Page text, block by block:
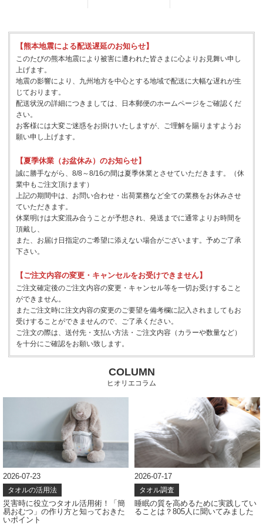
【熊本地震による配送遅延のお知らせ】
このたびの熊本地震により被害に遭われた皆さまに心よりお見舞い申し
上げます。
地震の影響により、九州地方を中心とする地域で配送に大幅な遅れが生
じております。
配送状況の詳細につきましては、日本郵便のホームページをご確認くだ
さい。
お客様には大変ご迷惑をお掛けいたしますが、ご理解を賜りますようお
願い申し上げます。
【夏季休業（お盆休み）のお知らせ】
誠に勝手ながら、8/8～8/16の間は夏季休業とさせていただきます。（休
業中もご注文頂けます）
上記の期間中は、お問い合わせ・出荷業務など全ての業務をお休みさせ
ていただきます。
休業明けは大変混み合うことが予想され、発送までに通常よりお時間を
頂戴し、
また、お届け日指定のご希望に添えない場合がございます。予めご了承
下さい。
【ご注文内容の変更・キャンセルをお受けできません】
ご注文確定後のご注文内容の変更・キャンセル等を一切お受けすること
ができません。
またご注文時に注文内容の変更のご要望を備考欄に記入されましてもお
受けすることができませんので、ご了承ください。
ご注文の際は、送付先・支払い方法・ご注文内容（カラーや数量など）
を十分にご確認をお願い致します。
COLUMN
ヒオリエコラム
2026-07-23
タオルの活用法
災害時に役立つタオル活用術！「簡
易おむつ」の作り方と知っておきた
いポイント
2026-07-17
タオル調査
睡眠の質を高めるために実践してい
ることは？805人に聞いてみました